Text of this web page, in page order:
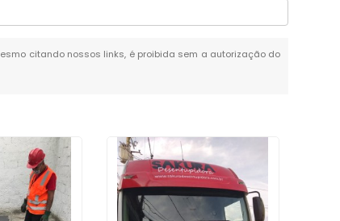
citando nossos links, é proibida sem a autorização do